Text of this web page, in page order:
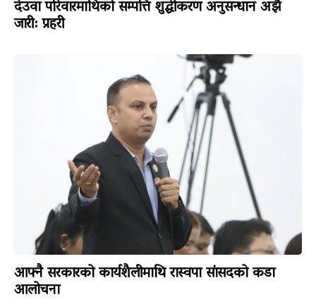
देउवा परिवारमाथिको सम्पत्ति शुद्धीकरण अनुसन्धान अझै
जारी: प्रहरी
आफ्नै सरकारको कार्यशैलीमाथि रास्वपा सांसदको कडा
आलोचना